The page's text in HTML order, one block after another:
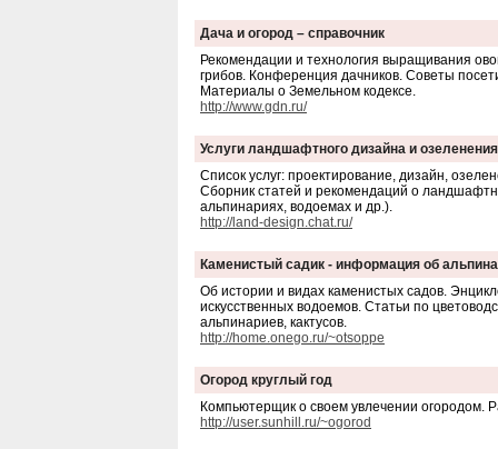
Дача и огород – справочник
Рекомендации и технология выращивания
грибов. Конференция дачников. Советы
Материалы о Земельном кодексе.
http://www.gdn.ru/
Услуги ландшафтного дизайна и озеленения
Список услуг: проектирование, дизайн,
Сборник статей и рекомендаций о
альпинариях, водоемах и др.).
http://land-design.chat.ru/
Каменистый садик - информация об
Об истории и видах каменистых садов.
искусственных водоемов. Статьи по
альпинариев, кактусов.
http://home.onego.ru/~otsoppe
Огород круглый год
Компьютерщик о своем увлечении огородом.
http://user.sunhill.ru/~ogorod